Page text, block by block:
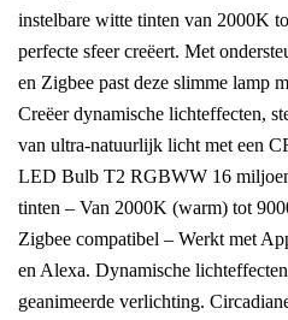
instelbare witte tinten van 2000K
perfecte sfeer creëert. Met
en Zigbee past deze slimme lamp
Creëer dynamische lichteffecten,
van ultra-natuurlijk licht met een
LED Bulb T2 RGBWW 16
tinten – Van 2000K (warm) tot
Zigbee compatibel – Werkt met
en Alexa. Dynamische
geanimeerde verlichting.